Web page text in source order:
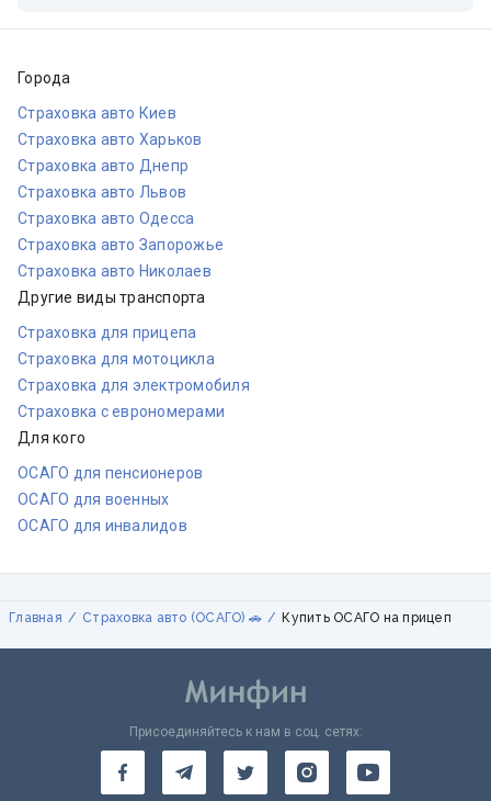
Города
Страховка авто Киев
Страховка авто Харьков
Страховка авто Днепр
Страховка авто Львов
Страховка авто Одесса
Страховка авто Запорожье
Страховка авто Николаев
Другие виды транспорта
Страховка для прицепа
Страховка для мотоцикла
Страховка для электромобиля
Страховка с еврономерами
Для кого
ОСАГО для пенсионеров
ОСАГО для военных
ОСАГО для инвалидов
Главная Страховка авто (ОСАГО) 🚗 Купить ОСАГО на прицеп
Присоединяйтесь к нам в соц. сетях: